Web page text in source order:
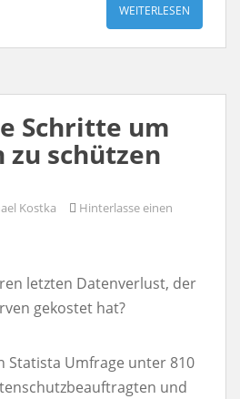
WEITERLESEN
Schritte um
zu schützen
Kostka
Hinterlasse einen
letzten Datenverlust, der
gekostet hat?
Statista Umfrage unter 810
und